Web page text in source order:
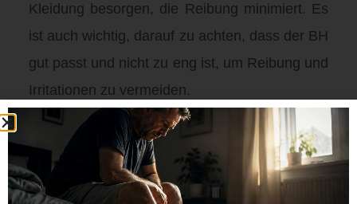
Kleidung besorgen, die Reibung minimiert. Es
ist auch wichtig, darauf zu achten, dass der BH
gut passt und nicht zu eng ist, um Reibung und
Irritationen zu vermeiden.
Verwendung von milden Produkten
oder Deodorants
Die Verwendung von stark parfümierten oder